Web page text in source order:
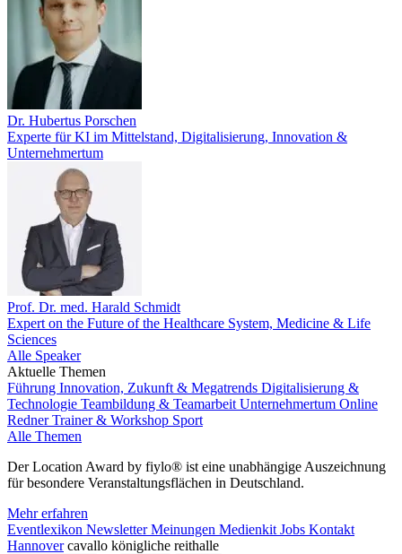
Dr. Hubertus Porschen
Experte für KI im Mittelstand, Digitalisierung, Innovation &
Unternehmertum
Prof. Dr. med. Harald Schmidt
Expert on the Future of the Healthcare System, Medicine & Life
Sciences
Alle Speaker
Aktuelle Themen
Führung Innovation, Zukunft & Megatrends Digitalisierung &
Technologie Teambildung & Teamarbeit Unternehmertum Online
RednerTrainer & Workshop Sport
Alle Themen
Der Location Award by fiylo® ist eine unabhängige Auszeichnung
für besondere Veranstaltungsflächen in Deutschland.
Mehr erfahren
Eventlexikon NewsletterMeinungen Medienkit Jobs Kontakt
Hannover cavallo königliche reithalle